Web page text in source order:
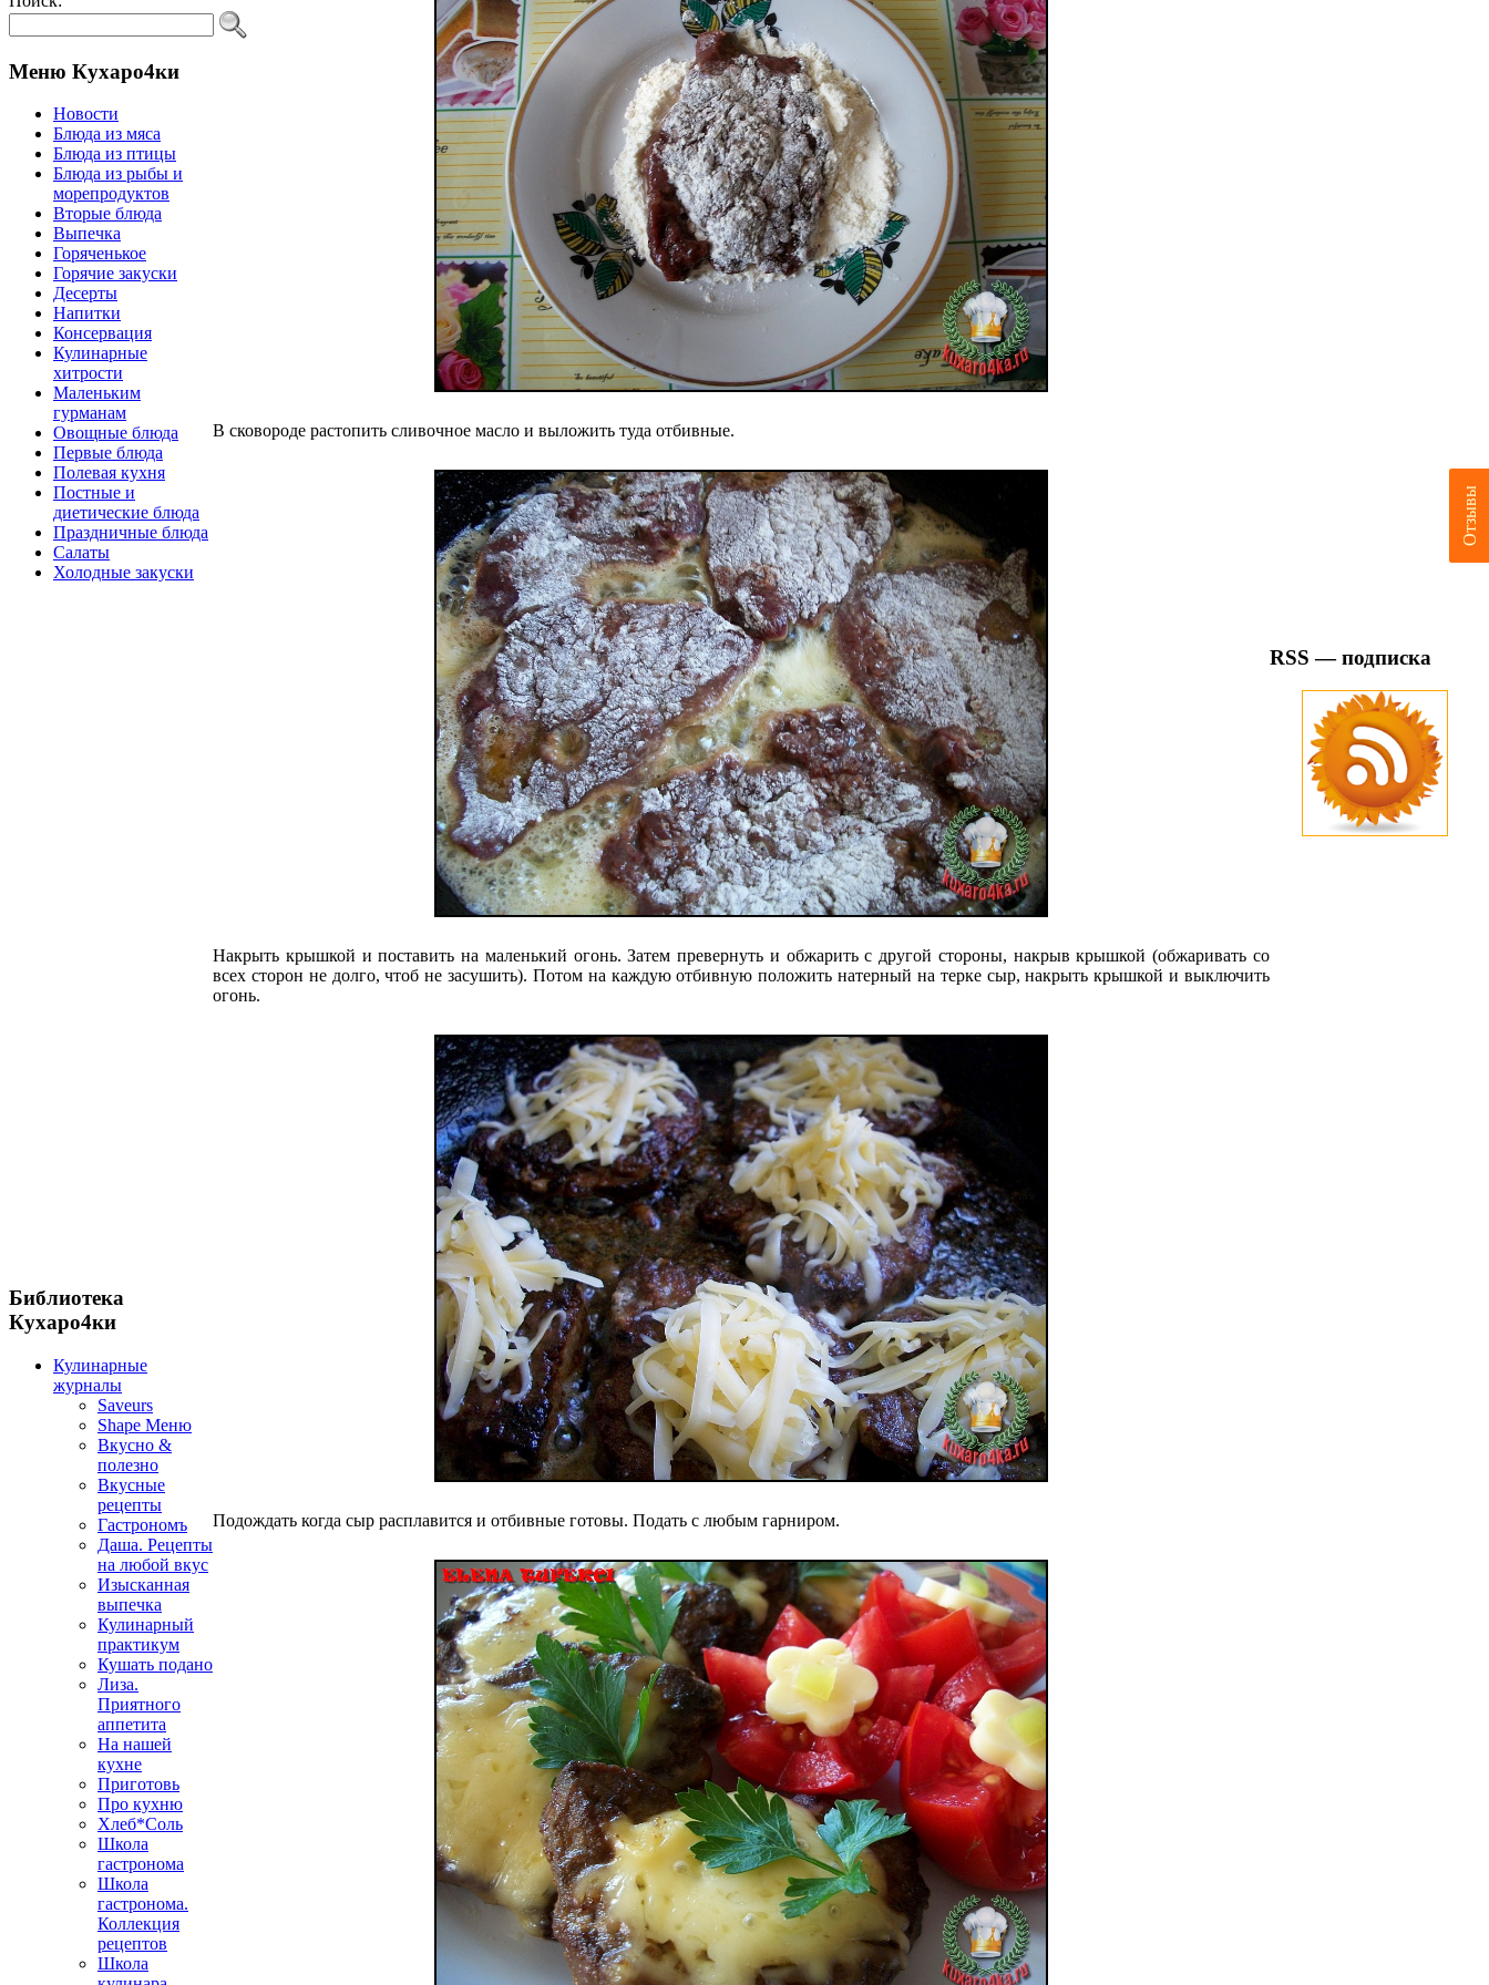
Меню Кухаро4ки
Новости
Блюда из мяса
Блюда из птицы
Блюда из рыбы и
морепродуктов
Вторые блюда
Выпечка
Горяченькое
Горячие закуски
Десерты
Напитки
Консервация
Кулинарные
хитрости
Маленьким
гурманам
Овощные блюда
Первые блюда
Полевая кухня
Постные и
диетические блюда
Праздничные блюда
Салаты
Холодные закуски
Библиотека
Кухаро4ки
Кулинарные
журналы
Saveurs
Shape Меню
Вкусно &
полезно
Вкусные
рецепты
Гастрономъ
Даша. Рецепты
на любой вкус
Изысканная
выпечка
Кулинарный
практикум
Кушать подано
Лиза.
Приятного
аппетита
На нашей
кухне
Приготовь
Про кухню
Хлеб*Соль
Школа
гастронома
Школа
гастронома.
Коллекция
рецептов
Школа
В сковороде растопить сливочное масло и выложить туда отбивные.
Накрыть крышкой и поставить на маленький огонь. Затем превернуть и обжарить с другой стороны, накрыв крышкой (обжаривать со
всех сторон не долго, чтоб не засушить). Потом на каждую отбивную положить натерный на терке сыр, накрыть крышкой и выключить
огонь.
Подождать когда сыр расплавится и отбивные готовы. Подать с любым гарниром.
RSS — подписка
Отзывы